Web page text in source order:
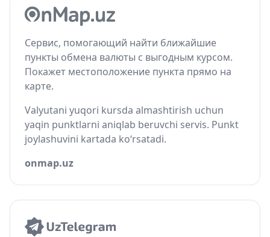
Сервис, помогающий найти ближайшие
пункты обмена валюты с выгодным курсом.
Покажет местоположение пункта прямо на
карте.
Valyutani yuqori kursda almashtirish uchun
yaqin punktlarni aniqlab beruvchi servis. Punkt
joylashuvini kartada ko‘rsatadi.
onmap.uz